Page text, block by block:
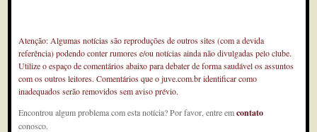
Atenção: Algumas notícias são reproduções de outros sites (com a devida
referência) podendo conter rumores e/ou notícias ainda não divulgadas pelo clube.
Utilize o espaço de comentários abaixo para debater de forma saudável os assuntos
com os outros leitores. Comentários que o juve.com.br identificar como
inadequados serão removidos sem aviso prévio.
Encontrou algum problema com esta notícia? Por favor, entre emcontato
conosco.